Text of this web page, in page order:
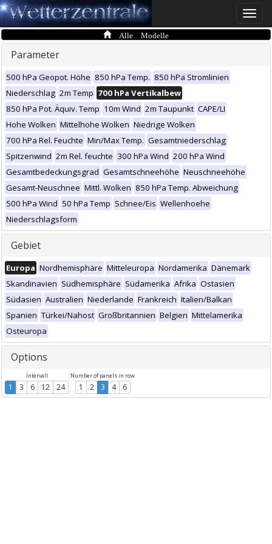
Toggle
Alle Modelle
Parameter
500 hPa Geopot. Höhe 850 hPa Temp. 850 hPa Stromlinien
Niederschlag 2m Temp 700 hPa Vertikalbew
850 hPa Pot. Äquiv. Temp 10m Wind 2m Taupunkt CAPE/LI
Hohe Wolken Mittelhohe Wolken Niedrige Wolken
700 hPa Rel. Feuchte Min/Max Temp. Gesamtniederschlag
Spitzenwind 2m Rel. feuchte 300 hPa Wind 200 hPa Wind
Gesamtbedeckungsgrad Gesamtschneehöhe Neuschneehöhe
Gesamt-Neuschnee Mittl. Wolken 850 hPa Temp. Abweichung
500 hPa Wind 50 hPa Temp Schnee/Eis Wellenhoehe
Niederschlagsform
Gebiet
Europa Nordhemisphäre Mitteleuropa Nordamerika Dänemark
Skandinavien Südhemisphäre Südamerika Afrika Ostasien
Südasien Australien Niederlande Frankreich Italien/Balkan
Spanien Türkei/Nahost Großbritannien Belgien Mittelamerika
Osteuropa
Options
Intervall
1 3 6 12 24
Number of panels in row
1 2 3 4 6